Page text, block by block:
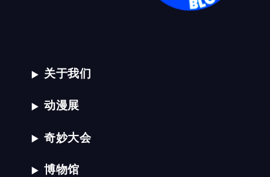
关于我们
动漫展
奇妙大会
博物馆